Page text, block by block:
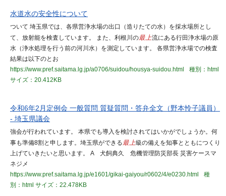
水道水の安全性について
ついて 埼玉県では、各県営浄水場の出口（造りたての水）を採水場所とし
て、放射能を検査しています。 また、利根川の最上流にある行田浄水場の原
水（浄水処理を行う前の河川水）を測定しています。 各県営浄水場での検査
結果は以下のとお
https://www.pref.saitama.lg.jp/a0706/suidou/housya-suidou.html
種別：html
サイズ：20.412KB
令和6年2月定例会 一般質問 質疑質問・答弁全文（野本怜子議員）
- 埼玉県議会
強会が行われています。 本県でも導入を検討されてはいかがでしょうか。何
事も準備8割と申します。埼玉県ができる最上級の備えを知事とともにつくり
上げていきたいと思います。 A 犬飼典久 危機管理防災部長 災害ケースマ
ネジメ
https://www.pref.saitama.lg.jp/e1601/gikai-gaiyou/r0602/4/e0230.html
種
別：html サイズ：22.478KB